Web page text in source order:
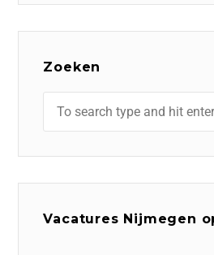
Zoeken
Vacatures Nijmegen